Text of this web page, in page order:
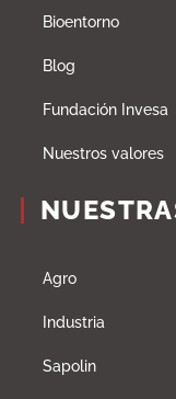
Bioentorno
Blog
Fundación Invesa
Nuestros valores
Agro
Industria
Sapolin